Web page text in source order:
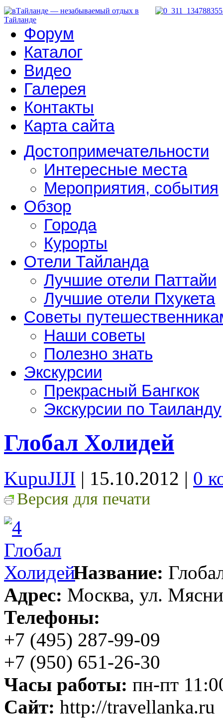
Форум
Каталог
Видео
Галерея
Контакты
Карта сайта
Достопримечательности
Интересные места
Мероприятия, события
Обзор
Города
Курорты
Отели Тайланда
Лучшие отели Паттайи
Лучшие отели Пхукета
Советы
Наши советы
Полезно знать
Экскурсии
Прекрасный Бангкок
Экскурсии по Таиланду
Глобал Холидей
KupuJIJI | 15.10.2012 | 0
Версия для печати
Название:
Адрес: Москва, ул.
Телефоны:
+7 (495) 287-99-09
+7 (950) 651-26-30
Часы работы: пн-пт
Сайт: http://travellanka.ru